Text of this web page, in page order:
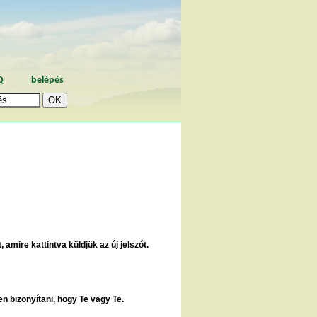
belépés
amire kattintva küldjük az új jelszót.
bizonyítani, hogy Te vagy Te.